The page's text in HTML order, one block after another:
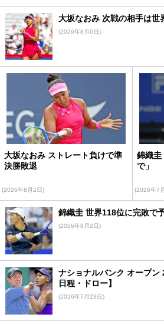
大坂なおみ 次戦の相手は世
(2026年8月6日)
大坂なおみ ストレート負けで準
決勝敗退
(2026年8月2日)
錦織圭
で」
(2026年7
錦織圭 世界118位に完敗で
(2026年8月2日)
ナショナルバンク オープン
日程・ドロー】
(2026年7月23日)